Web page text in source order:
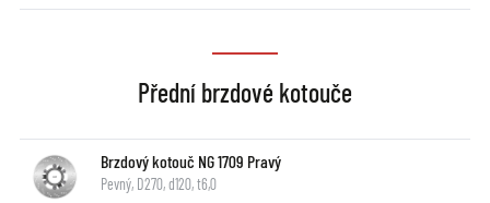
Přední brzdové kotouče
Brzdový kotouč NG 1709 Pravý
Pevný, D270, d120, t6,0